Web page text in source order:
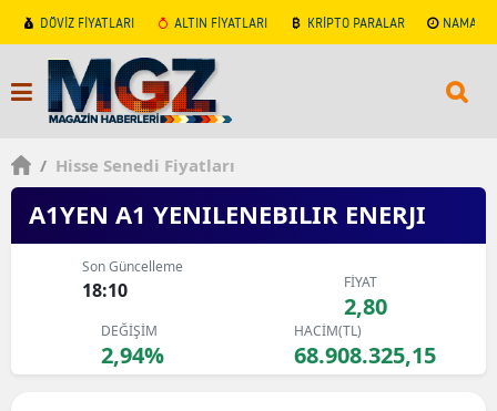
DÖVİZ FİYATLARI ALTIN FİYATLARI KRİPTO PARALAR NAMAZ
/ Hisse Senedi Fiyatları
A1YEN A1 YENILENEBILIR ENERJI
Son Güncelleme
18:10 FİYAT
2,80
DEĞİŞİM
2,94%
HACİM(TL)
68.908.325,15